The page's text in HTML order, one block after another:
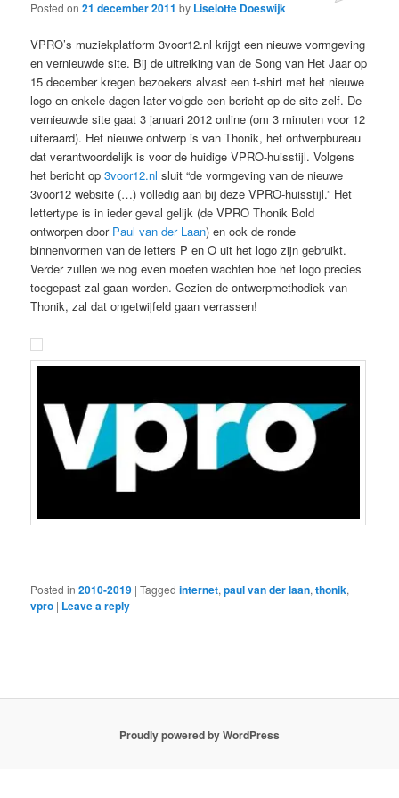
Posted on21 december 2011 by Liselotte Doeswijk
VPRO’s muziekplatform 3voor12.nl krijgt een nieuwe vormgeving
en vernieuwde site. Bij de uitreiking van de Song van Het Jaar op
15 december kregen bezoekers alvast een t-shirt met het nieuwe
logo en enkele dagen later volgde een bericht op de site zelf. De
vernieuwde site gaat 3 januari 2012 online (om 3 minuten voor 12
uiteraard). Het nieuwe ontwerp is van Thonik, het ontwerpbureau
dat verantwoordelijk is voor de huidige VPRO-huisstijl. Volgens
het bericht op3voor12.nl sluit “de vormgeving van de nieuwe
3voor12 website (…) volledig aan bij deze VPRO-huisstijl.” Het
lettertype is in ieder geval gelijk (de VPRO Thonik Bold
ontworpen door Paul van der Laan) en ook de ronde
binnenvormen van de letters P en O uit het logo zijn gebruikt.
Verder zullen we nog even moeten wachten hoe het logo precies
toegepast zal gaan worden. Gezien de ontwerpmethodiek van
Thonik, zal dat ongetwijfeld gaan verrassen!
Posted in 2010-2019 |Tagged internet,paul van der laan,thonik,
vpro | Leave a reply
Proudly powered by WordPress